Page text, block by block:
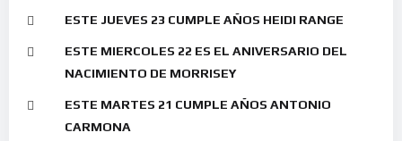
ESTE JUEVES 23 CUMPLE AÑOS HEIDI RANGE
ESTE MIERCOLES 22 ES EL ANIVERSARIO DEL
NACIMIENTO DE MORRISEY
ESTE MARTES 21 CUMPLE AÑOS ANTONIO
CARMONA